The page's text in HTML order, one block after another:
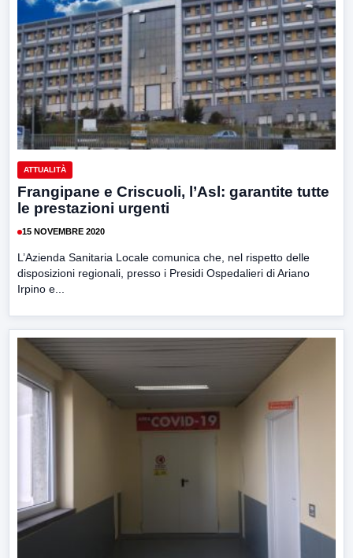
ATTUALITÀ
Frangipane e Criscuoli, l’Asl: garantite tutte
le prestazioni urgenti
15 NOVEMBRE 2020
L’Azienda Sanitaria Locale comunica che, nel rispetto delle
disposizioni regionali, presso i Presidi Ospedalieri di Ariano
Irpino e...